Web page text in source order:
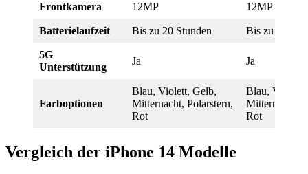
Frontkamera 12MP 12MP
Batterielaufzeit Bis zu 20 Stunden Bis zu 26
5G
Unterstützung
Ja Ja
Farboptionen
Blau, Violett, Gelb,
Mitternacht, Polarstern,
Rot
Blau, Violett,
Mitternacht,
Rot
Vergleich der iPhone 14 Modelle